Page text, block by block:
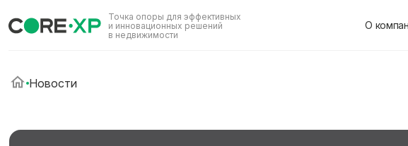
Точка опоры для эффективных
и инновационных решений
в недвижимости
О
Новости